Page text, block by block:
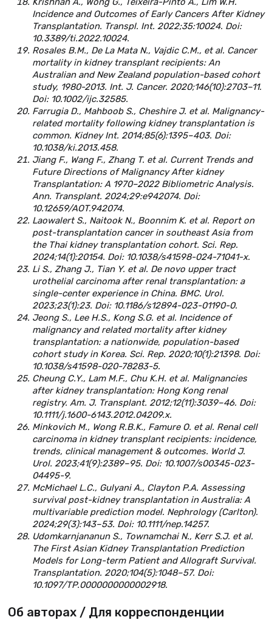
Incidence and Outcomes of Early Cancers After Kidney
Transplantation. Transpl. Int. 2022;35:10024. Doi:
10.3389/ti.2022.10024.
Rosales B.M., De La Mata N., Vajdic C.M., et al. Cancer
mortality in kidney transplant recipients: An
Australian and New Zealand population-based cohort
study, 1980-2013. Int. J. Cancer. 2020;146(10):2703–11.
Doi: 10.1002/ijc.32585.
Farrugia D., Mahboob S., Cheshire J. et al. Malignancy-
related mortality following kidney transplantation is
common. Kidney Int. 2014;85(6):1395–403. Doi:
10.1038/ki.2013.458.
Jiang F., Wang F., Zhang T. et al. Current Trends and
Future Directions of Malignancy After kidney
Transplantation: A 1970–2022 Bibliometric Analysis.
Ann. Transplant. 2024;29:e942074. Doi:
10.12659/AOT.942074.
Laowalert S., Naitook N., Boonnim K. et al. Report on
post-transplantation cancer in southeast Asia from
the Thai kidney transplantation cohort. Sci. Rep.
2024;14(1):20154. Doi: 10.1038/s41598-024-71041-x.
Li S., Zhang J., Tian Y. et al. De novo upper tract
urothelial carcinoma after renal transplantation: a
single-center experience in China. BMC. Urol.
2023;23(1):23. Doi: 10.1186/s12894-023-01190-0.
Jeong S., Lee H.S., Kong S.G. et al. Incidence of
malignancy and related mortality after kidney
transplantation: a nationwide, population-based
cohort study in Korea. Sci. Rep. 2020;10(1):21398. Doi:
10.1038/s41598-020-78283-5.
Cheung C.Y., Lam M.F., Chu K.H. et al. Malignancies
after kidney transplantation: Hong Kong renal
registry. Am. J. Transplant. 2012;12(11):3039–46. Doi:
10.1111/j.1600-6143.2012.04209.x.
Minkovich M., Wong R.B.K., Famure O. et al. Renal cell
carcinoma in kidney transplant recipients: incidence,
trends, clinical management & outcomes. World J.
Urol. 2023;41(9):2389–95. Doi: 10.1007/s00345-023-
04495-9.
McMichael L.C., Gulyani A., Clayton P.A. Assessing
survival post-kidney transplantation in Australia: A
multivariable prediction model. Nephrology (Carlton).
2024;29(3):143–53. Doi: 10.1111/nep.14257.
Udomkarnjananun S., Townamchai N., Kerr S.J. et al.
The First Asian Kidney Transplantation Prediction
Models for Long-term Patient and Allograft Survival.
Transplantation. 2020;104(5):1048–57. Doi:
10.1097/TP.0000000000002918.
Об авторах / Для корреспонденции